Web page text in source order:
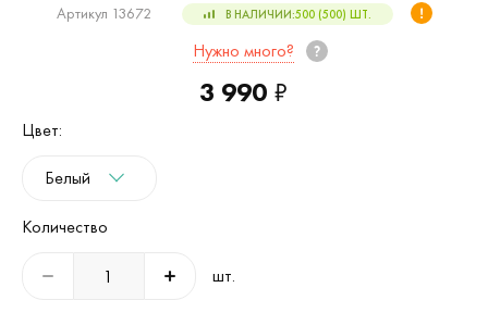
Артикул 13672 В НАЛИЧИИ:500 (500) ШТ.
Нужно много?
3 990 ₽
Цвет:
Белый
Количество
шт.